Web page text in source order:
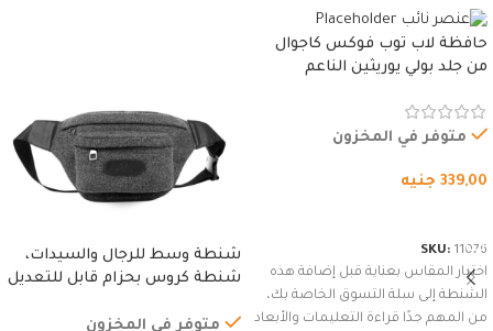
حافظة لاب توب فوكس كاجوال
من جلد بولي يوريثين الناعم
وسوستة.
متوفر في المخزون
339,00 جنيه
SKU: 11076
اختيار المقاس بعناية قبل إضافة هذه
الشنطة إلى سلة التسوق الخاصة بك،
من المهم جدًا قراءة التعليمات والأبعاد
شنطة وسط للرجال والسيدات،
شنطة كروس بحزام قابل للتعديل
السفر، الجري العادي، المشي
متوفر في المخزون